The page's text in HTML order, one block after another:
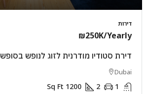
דירות
₪250K/Yearly
דירת סטודיו מודרנית לזוג לנופש בסופש
Dubai
1
2
1200
Sq Ft